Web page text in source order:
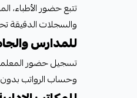
والسجلات الدقيقة
للمدارس
تسجيل حضور
وحساب الرواتب